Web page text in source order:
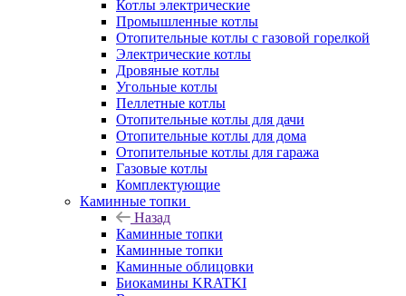
Котлы электрические
Промышленные котлы
Отопительные котлы с газовой горелкой
Электрические котлы
Дровяные котлы
Угольные котлы
Пеллетные котлы
Отопительные котлы для дачи
Отопительные котлы для дома
Отопительные котлы для гаража
Газовые котлы
Комплектующие
Каминные топки
Назад
Каминные топки
Каминные топки
Каминные облицовки
Биокамины KRATKI